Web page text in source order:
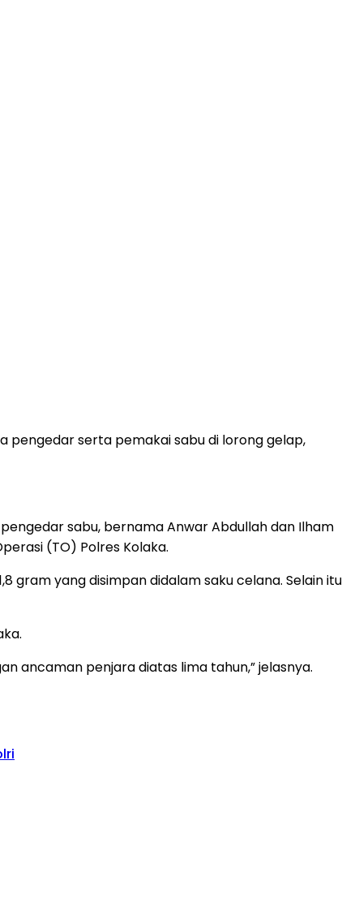
pengedar serta pemakai sabu di lorong gelap,
sabu, bernama Anwar Abdullah dan Ilham
(TO) Polres Kolaka.
gram yang disimpan didalam saku celana. Selain itu
ancaman penjara diatas lima tahun,” jelasnya.